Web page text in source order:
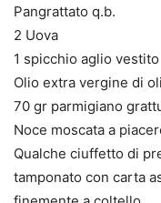
Pangrattato q.b.
2 Uova
1 spicchio aglio vestito
Olio extra vergine di
70 gr parmigiano
Noce moscata a
Qualche ciuffetto di
tamponato con carta